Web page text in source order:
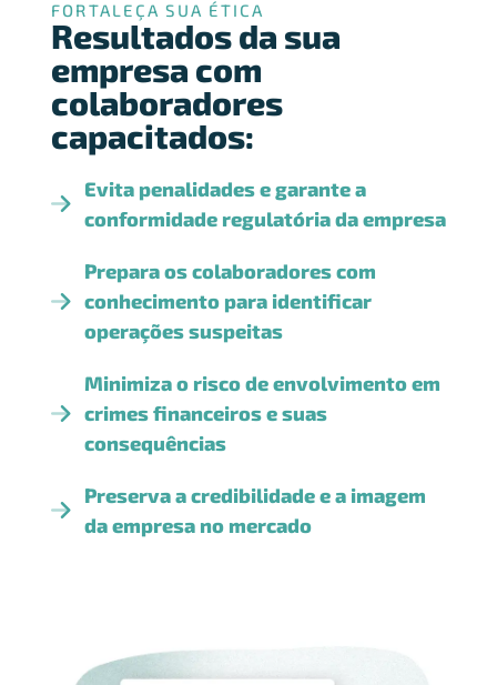
FORTALEÇA SUA ÉTICA
Resultados da sua
empresa com
colaboradores
capacitados:
Evita penalidades e garante a
conformidade regulatória da empresa
Prepara os colaboradores com
conhecimento para identificar
operações suspeitas
Minimiza o risco de envolvimento em
crimes financeiros e suas
consequências
Preserva a credibilidade e a imagem
da empresa no mercado